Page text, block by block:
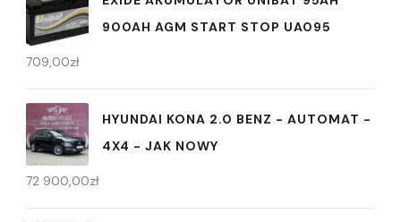
900AH AGM START STOP UA095
709,00zł
HYUNDAI KONA 2.0 BENZ - AUTOMAT -
4X4 - JAK NOWY
72 900,00zł